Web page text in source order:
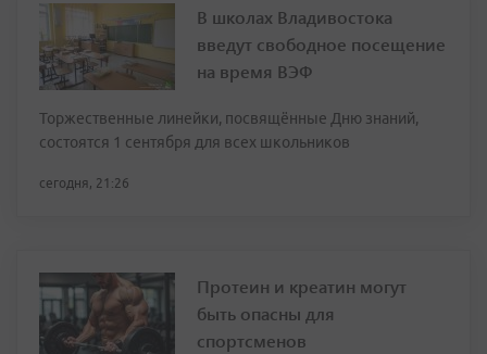
В школах Владивостока
введут свободное посещение
на время ВЭФ
Торжественные линейки, посвящённые Дню знаний,
состоятся 1 сентября для всех школьников
сегодня, 21:26
Протеин и креатин могут
быть опасны для
спортсменов